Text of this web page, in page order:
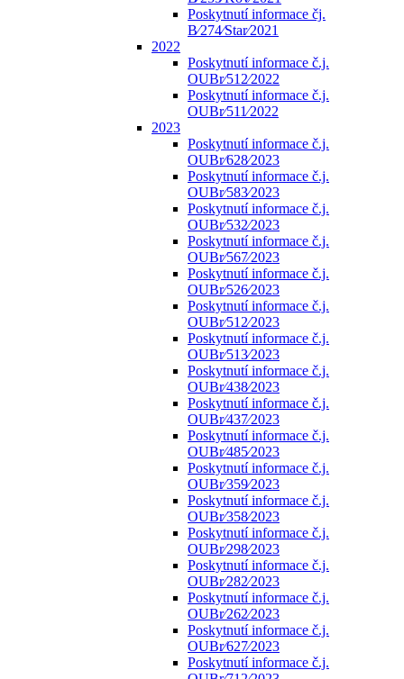
Poskytnutí informace čj.
B⁄274⁄Star⁄2021
2022
Poskytnutí informace č.j.
OUBr⁄512⁄2022
Poskytnutí informace č.j.
OUBr⁄511⁄2022
2023
Poskytnutí informace č.j.
OUBr⁄628⁄2023
Poskytnutí informace č.j.
OUBr⁄583⁄2023
Poskytnutí informace č.j.
OUBr⁄532⁄2023
Poskytnutí informace č.j.
OUBr⁄567⁄2023
Poskytnutí informace č.j.
OUBr⁄526⁄2023
Poskytnutí informace č.j.
OUBr⁄512⁄2023
Poskytnutí informace č.j.
OUBr⁄513⁄2023
Poskytnutí informace č.j.
OUBr⁄438⁄2023
Poskytnutí informace č.j.
OUBr⁄437⁄2023
Poskytnutí informace č.j.
OUBr⁄485⁄2023
Poskytnutí informace č.j.
OUBr⁄359⁄2023
Poskytnutí informace č.j.
OUBr⁄358⁄2023
Poskytnutí informace č.j.
OUBr⁄298⁄2023
Poskytnutí informace č.j.
OUBr⁄282⁄2023
Poskytnutí informace č.j.
OUBr⁄262⁄2023
Poskytnutí informace č.j.
OUBr⁄627⁄2023
Poskytnutí informace č.j.